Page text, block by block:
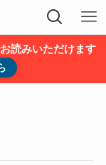
読みいただけます